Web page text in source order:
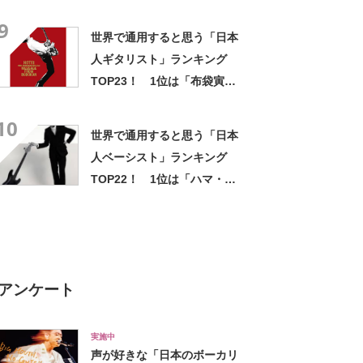
世界で通用すると思う「日本
人ギタリスト」ランキング
TOP23！ 1位は「布袋寅
世界で通用すると思う「日本
人ベーシスト」ランキング
TOP22！ 1位は「ハマ・オ
アンケート
実施中
声が好きな「日本のボーカリ